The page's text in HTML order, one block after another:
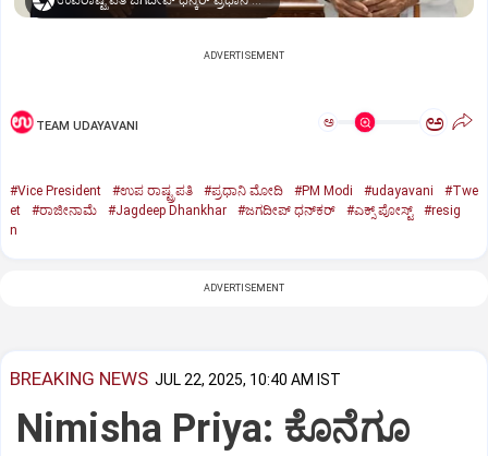
ADVERTISEMENT
TEAM UDAYAVANI ಅ ಅ
#Vice President #ಉಪ ರಾಷ್ಟ್ರಪತಿ #ಪ್ರಧಾನಿ ಮೋದಿ #PM Modi #udayavani
#Twe
et
#ರಾಜೀನಾಮೆ #Jagdeep Dhankhar #ಜಗದೀಪ್‌ ಧನ್‌ಕರ್‌ #ಎಕ್ಸ್‌ ಪೋಸ್ಟ್
#resig
n
ADVERTISEMENT
BREAKING NEWS JUL 22, 2025, 10:40 AM IST
Nimisha Priya: ಕೊನೆಗೂ